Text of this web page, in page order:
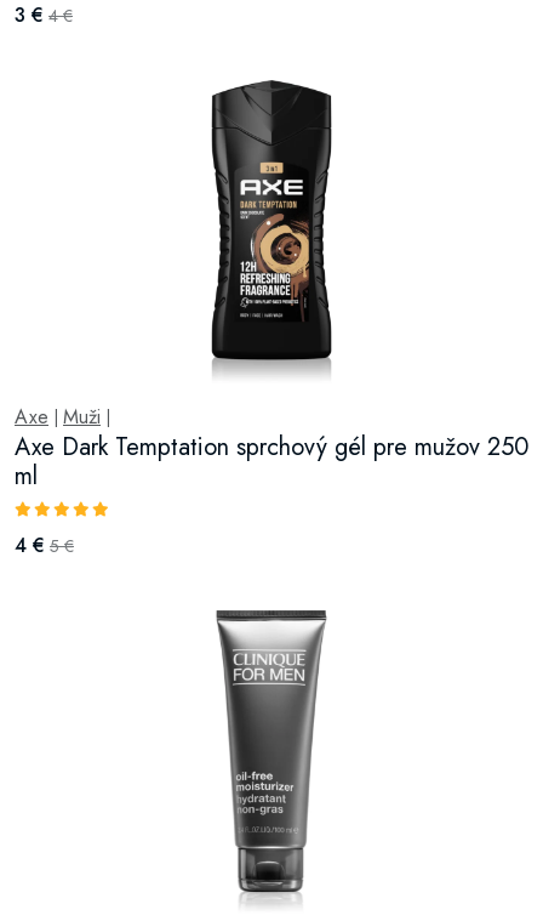
3 € 4 €
Axe Muži
Axe Dark Temptation sprchový gél pre mužov 250
ml
4 € 5 €